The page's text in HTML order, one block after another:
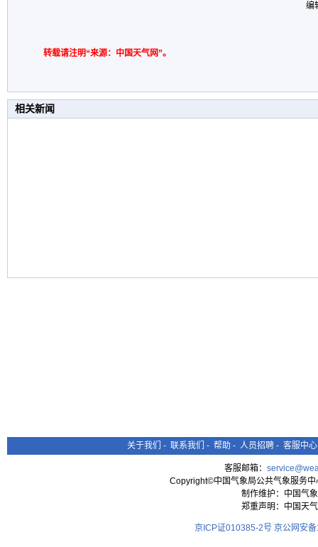
编
转载请注明“来源：中国天气网”。
相关新闻
关于我们 - 联系我们 - 帮助 - 人员招聘 - 客服中心
客服邮箱：
Copyright©中国气象局公共气象服务
制作维护：中国气
郑重声明：中国天
京ICP证010385-2号 京公网安